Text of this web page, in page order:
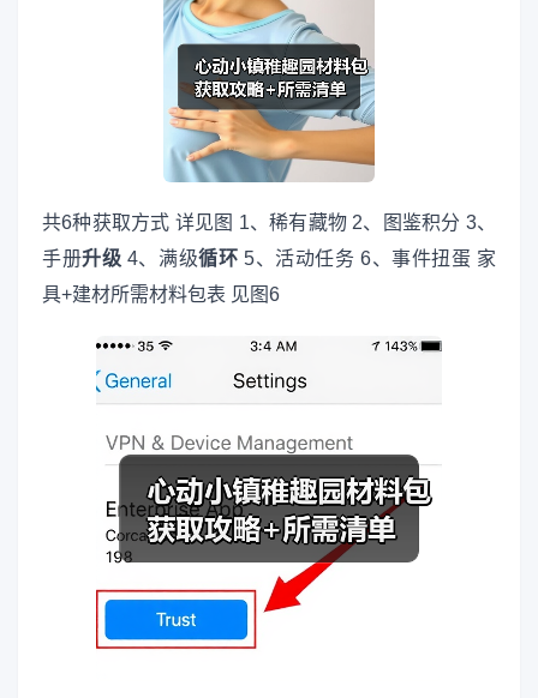
共6种获取方式 详见图 1、稀有藏物 2、图鉴积分 3、
手册升级 4、满级循环 5、活动任务 6、事件扭蛋 家
具+建材所需材料包表 见图6